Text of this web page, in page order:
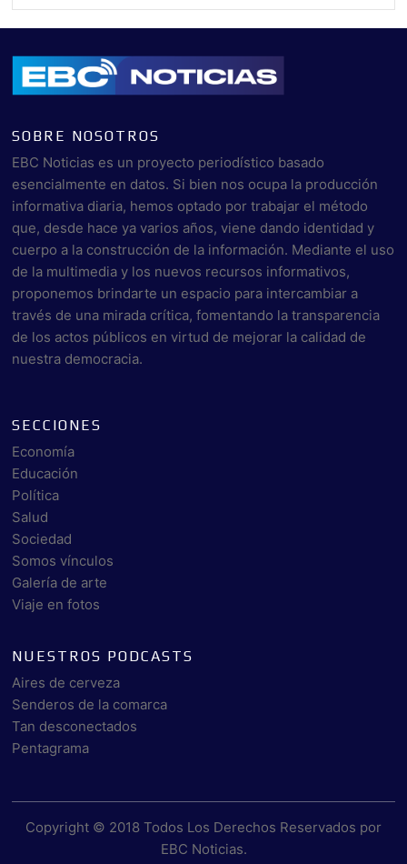
SOBRE NOSOTROS
EBC Noticias es un proyecto periodístico basado
esencialmente en datos. Si bien nos ocupa la producción
informativa diaria, hemos optado por trabajar el método
que, desde hace ya varios años, viene dando identidad y
cuerpo a la construcción de la información. Mediante el uso
de la multimedia y los nuevos recursos informativos,
proponemos brindarte un espacio para intercambiar a
través de una mirada crítica, fomentando la transparencia
de los actos públicos en virtud de mejorar la calidad de
nuestra democracia.
SECCIONES
Economía
Educación
Política
Salud
Sociedad
Somos vínculos
Galería de arte
Viaje en fotos
NUESTROS PODCASTS
Aires de cerveza
Senderos de la comarca
Tan desconectados
Pentagrama
Copyright © 2018 Todos Los Derechos Reservados por
EBC Noticias.